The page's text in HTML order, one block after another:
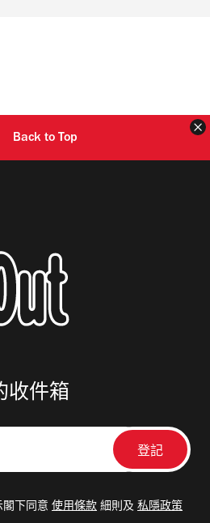
Back to Top
收件箱
閣下同意 使用條款 細則及 私隱政策